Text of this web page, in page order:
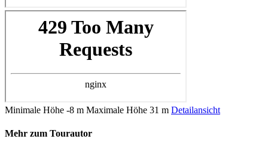
Minimale Höhe -8 m Maximale Höhe 31 m Detailansicht
Mehr zum Tourautor